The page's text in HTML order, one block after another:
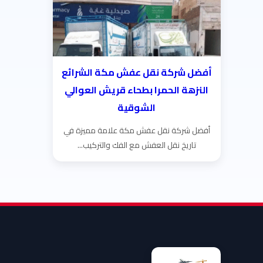
أفضل شركة نقل عفش مكة الشرائع
النزهة الحمرا بطحاء قريش العوالي
الشوقية
أفضل شركة نقل عفش مكة علامة مميزة في
تاريخ نقل العفش مع الفك والتركيب...